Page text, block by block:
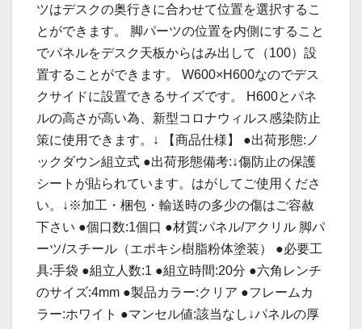
ツはデスクの奥行きに合わせて位置を選択するこ
とができます。 脚パーツの位置を内側にすること
でパネルをデスク天板からはみ出して（100）設
置することができます。 W600×H600なのでデス
クサイドに設置できるサイズです。 H600とパネ
ルの高さが高い為、新型コロナウィルス感染防止
策に使用できます。↓ 【商品仕様】 ●出荷形態:ノ
ックダウン組立式 ●出荷形態備考:↓傷防止の保護
シートが貼られています。はがしてご使用くださ
い。↓※加工・梱包・輸送時の多少の傷はご容赦
下さい ●個口数:1個口 ●材質:パネル/アクリル 脚パ
ーツ/スチール（エポキシ樹脂粉体塗装） ●必要工
具:手袋 ●組立人数:1 ●組立時間:20分 ●六角レンチ
のサイズ:4mm ●製品カラー:クリア ●フレームカ
ラー:ホワイト ●マンセル値:該当なし↓パネルの厚